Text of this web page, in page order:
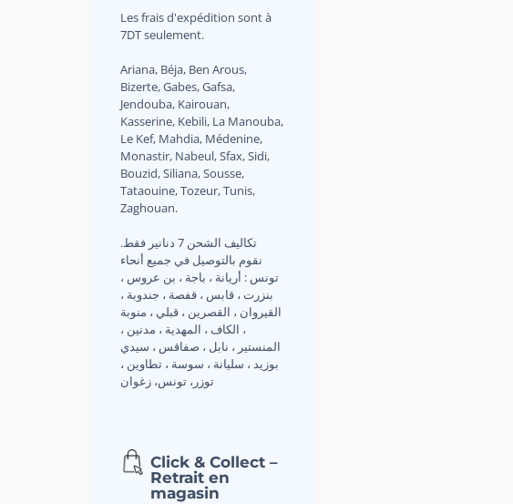
Les frais d'expédition sont à
7DT seulement.
Ariana, Béja, Ben Arous,
Bizerte, Gabes, Gafsa,
Jendouba, Kairouan,
Kasserine, Kebili, La Manouba,
Le Kef, Mahdia, Médenine,
Monastir, Nabeul, Sfax, Sidi,
Bouzid, Siliana, Sousse,
Tataouine, Tozeur, Tunis,
Zaghouan.
.تكاليف الشحن 7 دنانير فقط
نقوم بالتوصيل في جميع أنحاء
تونس : أريانة ، باجة ، بن عروس ،
بنزرت ، قابس ، قفصة ، جندوبة ،
القيروان ، القصرين ، قبلي ، منوبة
، الكاف ، المهدية ، مدنين ،
المنستير ، نابل ، صفاقس ، سيدي
بوزيد ، سليانة ، سوسة ، تطاوين ،
توزر، تونس، زغوان
Click & Collect –
Retrait en
magasin